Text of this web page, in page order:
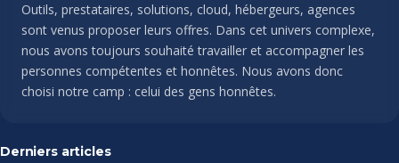
Outils, prestataires, solutions, cloud, hébergeurs, agences
sont venus proposer leurs offres. Dans cet univers complexe,
nous avons toujours souhaité travailler et accompagner les
personnes compétentes et honnêtes. Nous avons donc
choisi notre camp : celui des gens honnêtes.
Derniers articles